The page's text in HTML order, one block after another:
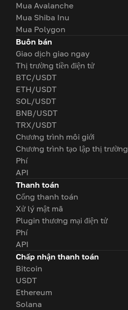
Mua Avalanche
Mua Shiba Inu
Mua Polygon
Buôn bán
Giao dịch giao ngay
Thị trường tiền điện tử
BTC/USDT
ETH/USDT
SOL/USDT
BNB/USDT
TRX/USDT
Chương trình môi giới
Chương trình tạo lập thị trường
Phí
API
Thanh toán
Cổng thanh toán
Xử lý mật mã
Plugin thương mại điện tử
Phí
API
Chấp nhận thanh toán
Bitcoin
USDT
Ethereum
Solana